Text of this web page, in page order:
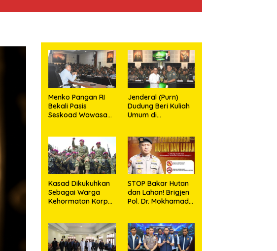
Menko Pangan RI
Bekali Pasis
Seskoad Wawasan
Jenderal (Purn)
Dudung Beri Kuliah
Umum di
Strategis Presiden
Kasad Dikukuhkan
Sebagai Warga
Kehormatan Korps
STOP Bakar Hutan
dan Lahan! Brigjen
Pol. Dr. Mokhamad
Alam, Jangan
Pertaruhkan Masa
Depan!